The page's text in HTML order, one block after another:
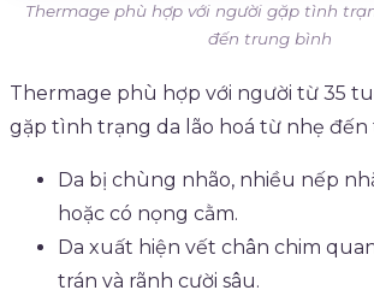
Thermage phù hợp với người gặp tình
đến trung bình
Thermage phù hợp với người từ 35
gặp tình trạng da lão hoá từ nhẹ
Da bị chùng nhão, nhiều nếp
hoặc có nọng cằm.
Da xuất hiện vết chân chim
trán và rãnh cười sâu.